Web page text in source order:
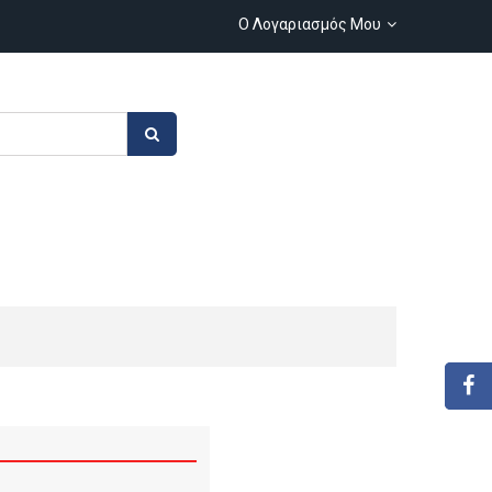
Ο Λογαριασμός Μου